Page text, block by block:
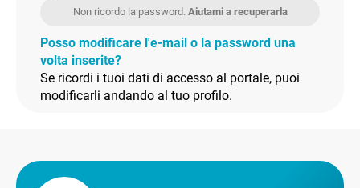
Non ricordo la password. Aiutami a recuperarla
Posso modificare l'e-mail o la password una
volta inserite?
Se ricordi i tuoi dati di accesso al portale, puoi
modificarli andando al tuo profilo.